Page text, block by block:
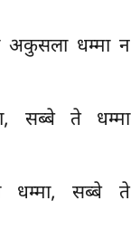
धम्मा न
सब्बे ते धम्मा
सब्बे ते